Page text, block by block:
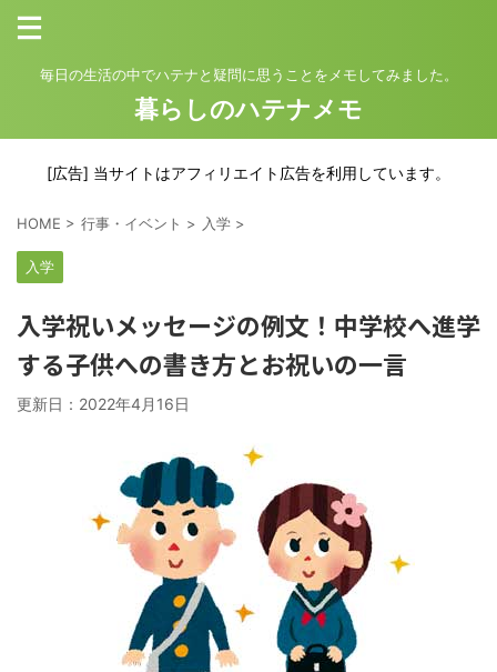
毎日の生活の中でハテナと疑問に思うことをメモしてみました。
暮らしのハテナメモ
[広告] 当サイトはアフィリエイト広告を利用しています。
HOME > 行事・イベント > 入学 >
入学
入学祝いメッセージの例文！中学校へ進学
する子供への書き方とお祝いの一言
更新日： 2022年4月16日